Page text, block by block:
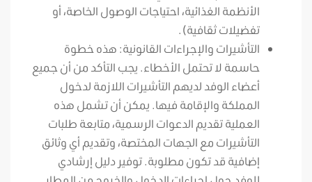
الأنظمة الغذائية، احتياجات الوصول الخاصة، أو
تفضيلات ثقافية).
التأشيرات والإجراءات القانونية: هذه خطوة
حاسمة لا تحتمل الأخطاء. يجب التأكد من أن جميع
أعضاء الوفد لديهم التأشيرات اللازمة لدخول
المملكة والإقامة فيها. يمكن أن تشمل هذه
العملية تقديم الدعوات الرسمية، متابعة طلبات
التأشيرات مع الجهات المختصة، وتقديم أي وثائق
إضافية قد تكون مطلوبة. توفير دليل إرشادي